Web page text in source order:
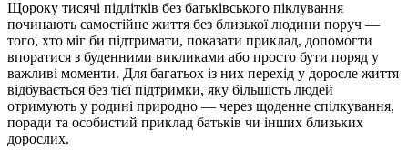
Щороку тисячі підлітків без батьківського піклування
починають самостійне життя без близької людини поруч —
того, хто міг би підтримати, показати приклад, допомогти
впоратися з буденними викликами або просто бути поряд у
важливі моменти. Для багатьох із них перехід у доросле життя
відбувається без тієї підтримки, яку більшість людей
отримують у родині природно — через щоденне спілкування,
поради та особистий приклад батьків чи інших близьких
дорослих.